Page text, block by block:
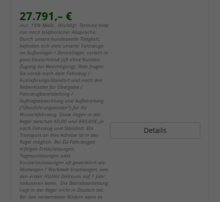
27.791,– €
incl. 19% MwSt.. Wichtig!: Termine bitte
nur nach telefonischer Absprache.
Durch unsere bundesweite Tätigkeit,
befinden sich viele unserer Fahrzeuge
im Außenlager / Zentrallager, verteilt in
ganz Deutschland (oft ohne Kunden-
Zugang zur Besichtigung). Bitte fragen
Sie vorab nach dem Fahrzeug /
Auslieferungs-Standort und nach den
Nebenkosten für Übergabe /
Fahrzeugbereitstellung /
Auftragsabwicklung und Aufbereitung
("Überführungskosten") für Ihr
Wunschfahrzeug. Diese liegen in der
Regel zwischen 60,00 und 890,00€, je
nach Fahrzeug und Standort. Ein
Transport an Ihre Adresse ist in der
Regel möglich. Bei EU-Fahrzeugen
erfolgen Erstzulassungen,
Tageszulassungen oder
Kurzzeitzulassungen oft gewerblich als
Mietwagen / Werkstatt Ersatzwagen, was
den ersten HU/AU Zeitraum auf 1 Jahr
reduzieren kann. Die Betriebsanleitung
liegt in der Regel nicht in Deutsch bei.
Bei den verwendeten Bildern kann es
Details